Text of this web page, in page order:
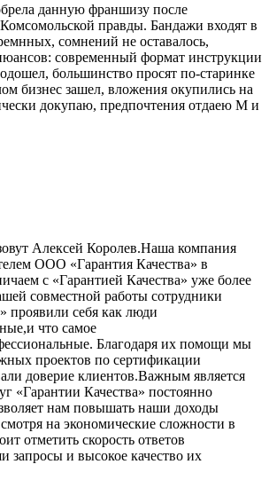
данную франшизу после
правды. Бандажи входят в
сомнений не оставалось,
современный формат инструкции
большинство просят по-старинке
бизнес зашел, вложения окупились на
докупаю, предпочтения отдаею M и
Алексей Королев.Наша компания
ООО «Гарантия Качества» в
с «Гарантией Качества» уже более
совместной работы сотрудники
проявили себя как люди
что самое
Благодаря их помощи мы
проектов по сертификации
доверие клиентов.Важным является
«Гарантии Качества» постоянно
нам повышать наши доходы
на экономические сложности в
отметить скорость ответов
запросы и высокое качество их